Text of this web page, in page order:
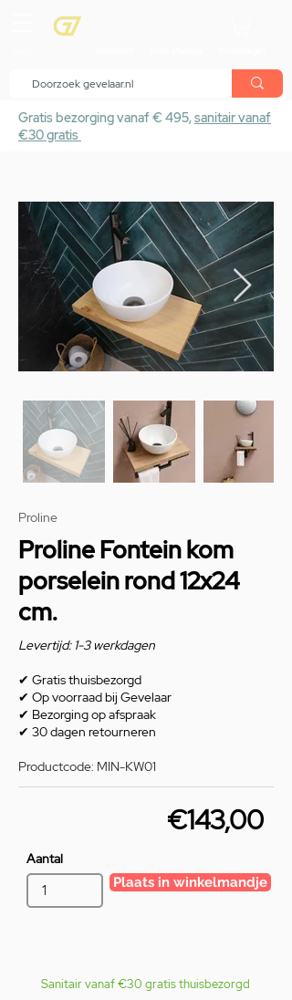
Gratis bezorging vanaf € 495,sanitair vanaf
€30 gratis
Proline
Proline Fontein kom
porselein rond 12x24
cm.
Levertijd: 1-3 werkdagen
✔ Gratis thuisbezorgd
✔ Op voorraad bij Gevelaar
✔ Bezorging op afspraak
✔ 30 dagen retourneren
Productcode: MIN-KW01
€143,00
Aantal
Plaats in winkelmandje
Sanitair vanaf €30 gratis thuisbezorgd